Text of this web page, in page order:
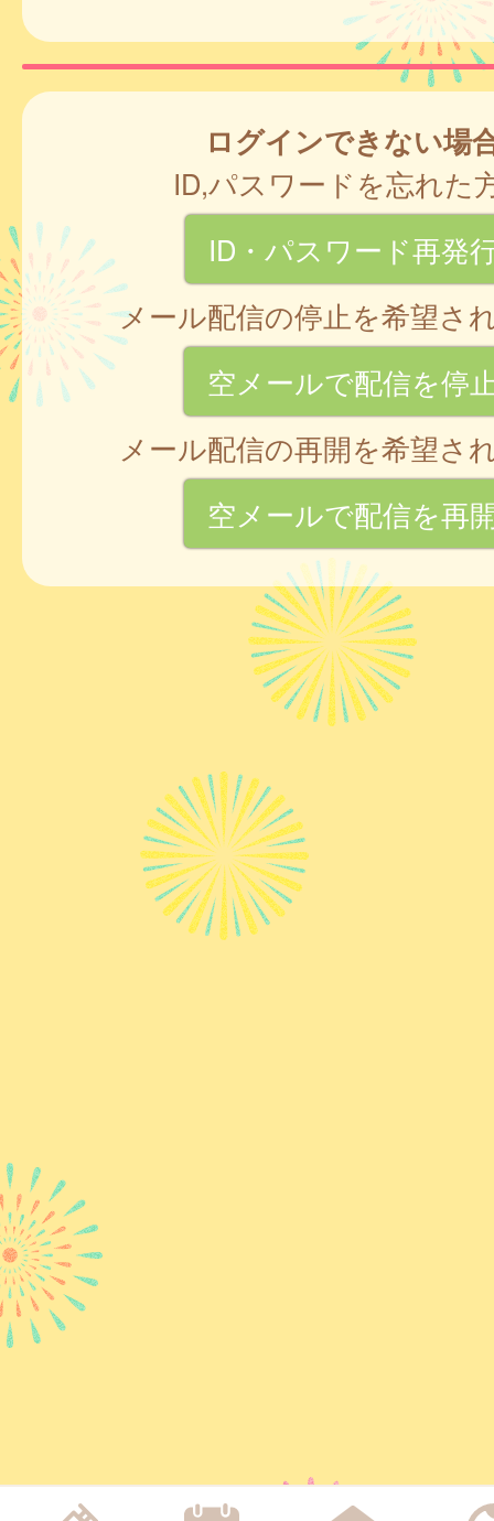
ログインできない場
ID,パスワードを忘れた
ID・パスワード再発
メール配信の停止を希望さ
空メールで配信を停
メール配信の再開を希望さ
空メールで配信を再